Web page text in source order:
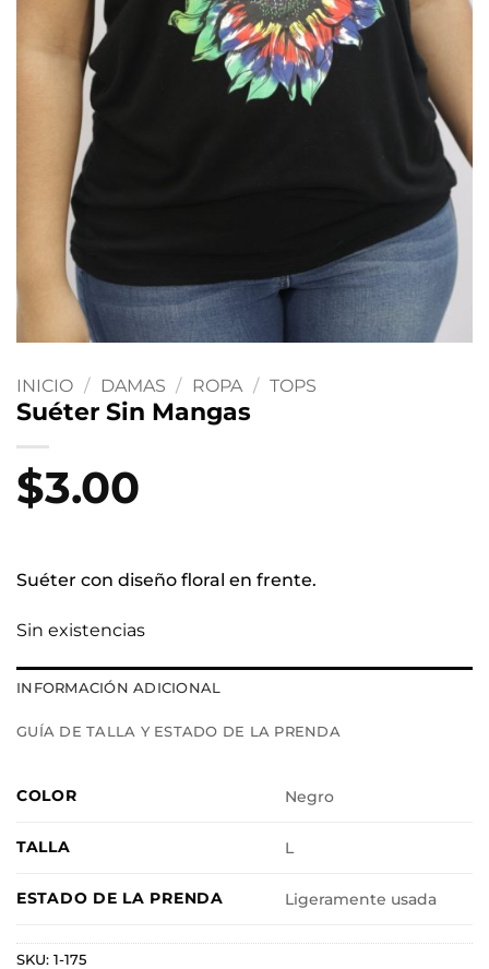
INICIO / DAMAS / ROPA / TOPS
Suéter Sin Mangas
$3.00
Suéter con diseño floral en frente.
Sin existencias
INFORMACIÓN ADICIONAL
GUÍA DE TALLA Y ESTADO DE LA PRENDA
COLOR Negro
TALLA L
ESTADO DE LA PRENDA Ligeramente usada
SKU: 1-175